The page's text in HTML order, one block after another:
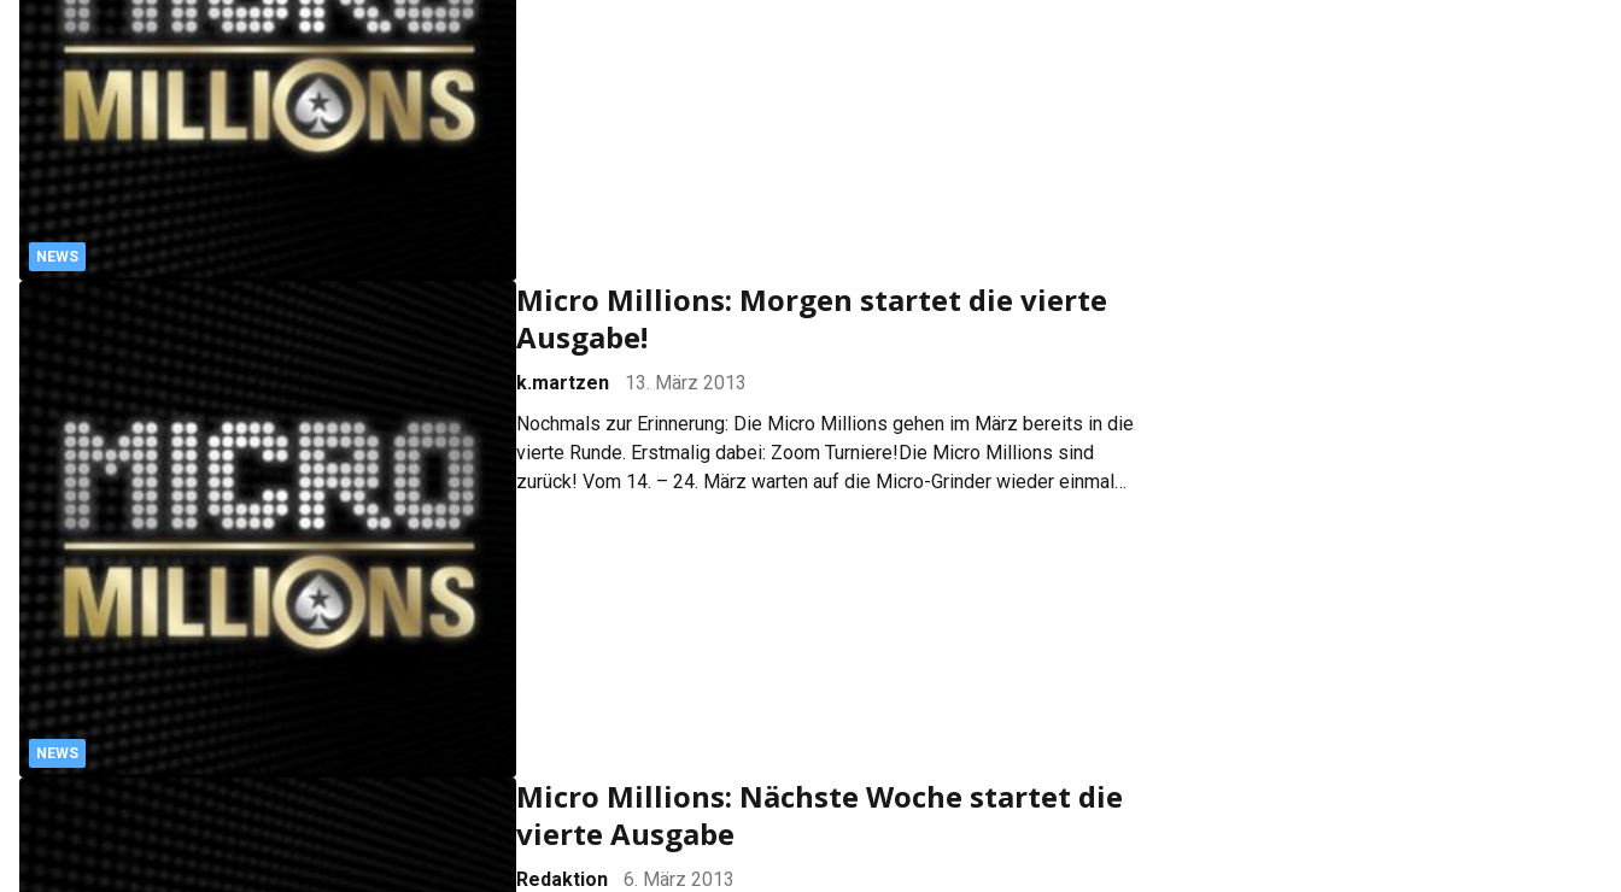
NEWS
NEWS
Micro Millions: Morgen startet die vierte
Ausgabe!
k.martzen
13. März 2013
Nochmals zur Erinnerung: Die Micro Millions gehen im März bereits in die
vierte Runde. Erstmalig dabei: Zoom Turniere!Die Micro Millions sind
zurück! Vom 14. – 24. März warten auf die Micro-Grinder wieder einmal
Micro Millions: Nächste Woche startet die
vierte Ausgabe
Redaktion
6. März 2013